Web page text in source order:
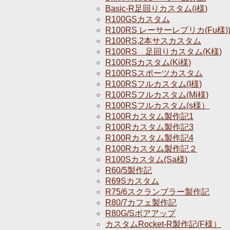
Basic-R足回りカスタム(i様)
R100GSカスタム
R100RS レーサーレプリカ(Fu様))
R100RS,2本サスカスタム
R100RS 足回りカスタム(K様)
R100RSカスタム(Ki様)
R100RSスポーツカスタム
R100RSフルカスタム(I様)
R100RSフルカスタム(Mi様)
R100RSフルカスタム(s様）
R100Rカスタム製作記1
R100Rカスタム製作記3
R100Rカスタム製作記4
R100Rカスタム製作記２
R100Sカスタム(Sa様)
R60/5製作記
R69Sカスタム
R75/6スクランブラー製作記
R80/7カフェ製作記
R80G/Sボアアップ
カスタムRocket-R製作記(F様）